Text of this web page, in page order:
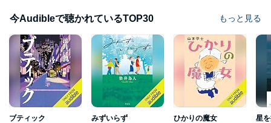
今Audibleで聴かれているTOP30 もっと見る
ブティック
みずいらず
ひかりの魔女
星